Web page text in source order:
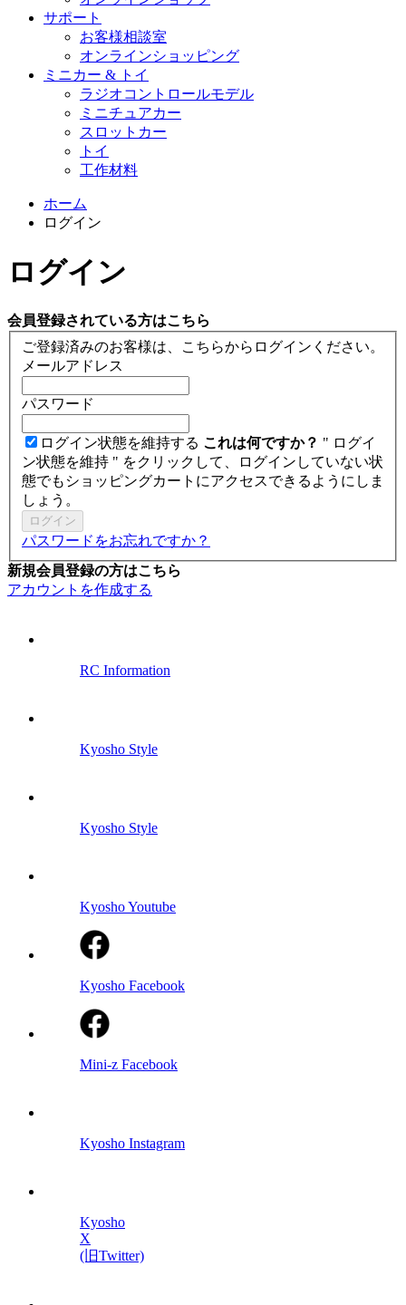
サポート
お客様相談室
オンラインショッピング
ミニカー & トイ
ラジオコントロールモデル
ミニチュアカー
スロットカー
トイ
工作材料
ホーム
ログイン
ログイン
会員登録されている方はこちら
ご登録済みのお客様は、こちらからログインください。
メールアドレス
パスワード
ログイン状態を維持する これは何ですか？ " ログイ
ン状態を維持 " をクリックして、ログインしていない状
態でもショッピングカートにアクセスできるようにしま
しょう。
ログイン
パスワードをお忘れですか？
新規会員登録の方はこちら
アカウントを作成する
RC Information
Kyosho Style
Kyosho Style
Kyosho Youtube
Kyosho Facebook
Mini-z Facebook
Kyosho Instagram
Kyosho
X
(旧Twitter)